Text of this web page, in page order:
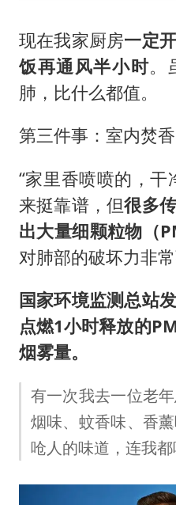
现在我家厨房一定
饭再通风半小时。
肺，比什么都值。
第三件事：室内焚
“家里香喷喷的，干
来挺靠谱，但很多
出大量细颗粒物（
对肺部的破坏力非常
国家环境监测总站
点燃1小时释放的
烟雾量。
有一次我去一位老
烟味、蚊香味、香
呛人的味道，连我都